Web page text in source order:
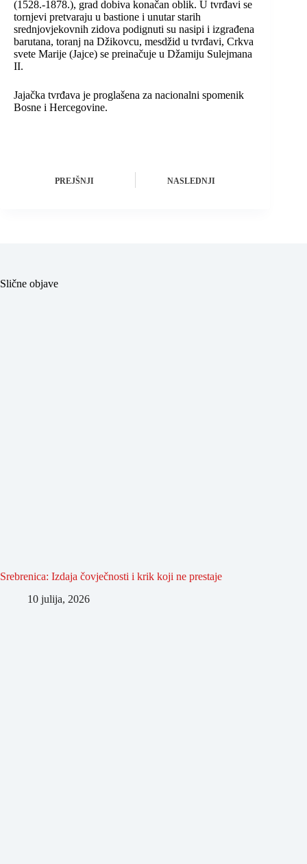
(1528.-1878.), grad dobiva konačan oblik. U tvrđavi se
tornjevi pretvaraju u bastione i unutar starih
srednjovjekovnih zidova podignuti su nasipi i izgrađena
barutana, toranj na Džikovcu, mesdžid u tvrđavi, Crkva
svete Marije (Jajce) se preinačuje u Džamiju Sulejmana
II.
Jajačka tvrđava je proglašena za nacionalni spomenik
Bosne i Hercegovine.
PREJŠNJI NASLEDNJI
Slične objave
Srebrenica: Izdaja čovječnosti i krik koji ne prestaje
10 julija, 2026